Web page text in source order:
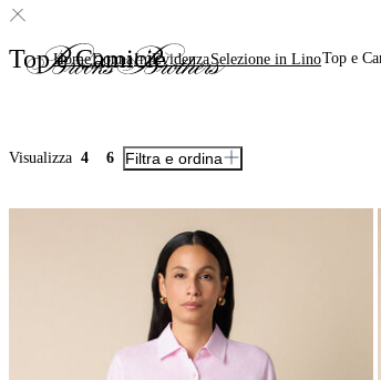
HomeDonnaIn EvidenzaSelezione in LinoTop e
Top e Camicie
Visualizza 4 6 Filtra e ordina